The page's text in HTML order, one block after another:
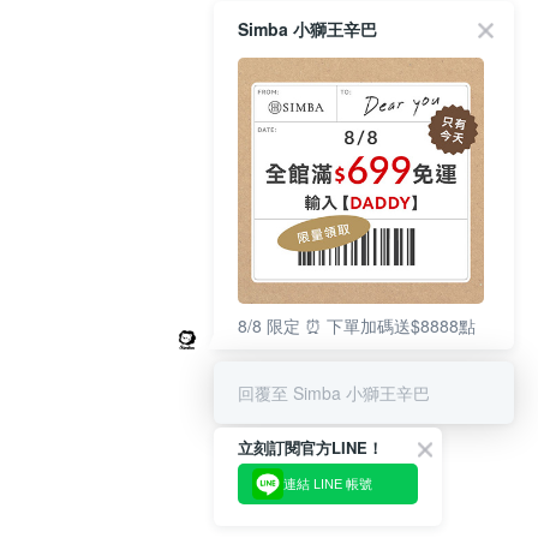
Simba 小獅王辛巴
8/8 限定 ⏰ 下單加碼送$8888點
回覆至 Simba 小獅王辛巴
立刻訂閱官方LINE！
連結 LINE 帳號